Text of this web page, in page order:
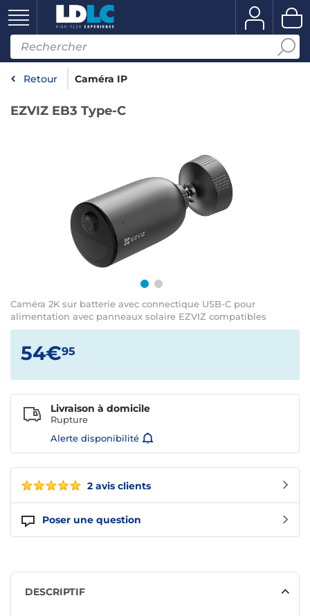
Retour Caméra IP
EZVIZ EB3 Type-C
Caméra 2K sur batterie avec connectique USB-C pour
alimentation avec panneaux solaire EZVIZ compatibles
2 avis clients
Poser une question
54€95
Livraison à domicile
Rupture
Alerte disponibilité
DESCRIPTIF